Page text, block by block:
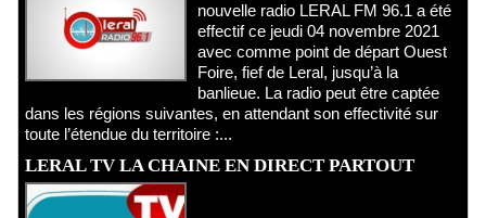
nouvelle radio LERAL FM 96.1 a été
effectif ce jeudi 04 novembre 2021
avec comme point de départ Ouest
Foire, fief de Leral, jusqu’à la
banlieue. La radio peut être captée
dans les régions suivantes, en attendant son effectivité sur
toute l’étendue du territoire :...
LERAL TV LA CHAINE EN DIRECT PARTOUT